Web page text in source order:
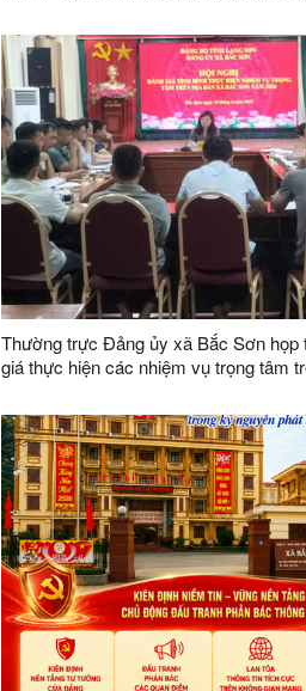
Thường trực Đảng ủy xã Bắc Sơn họp
giá thực hiện các nhiệm vụ trọng tâm